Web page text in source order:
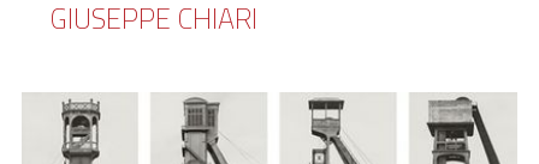
GIUSEPPE CHIARI